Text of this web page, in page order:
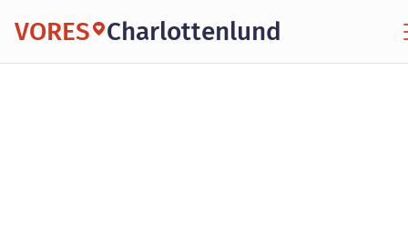
VORES Charlottenlund